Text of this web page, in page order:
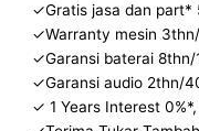
✓Gratis jasa dan part*
✓Warranty mesin
✓Garansi baterai
✓Garansi audio 2thn/
✓ 1 Years Interest